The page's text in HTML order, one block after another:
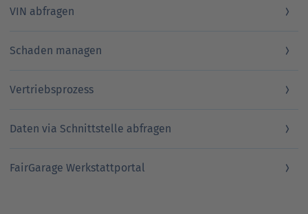
VIN abfragen
Schaden managen
Vertriebsprozess
Daten via Schnittstelle abfragen
FairGarage Werkstattportal